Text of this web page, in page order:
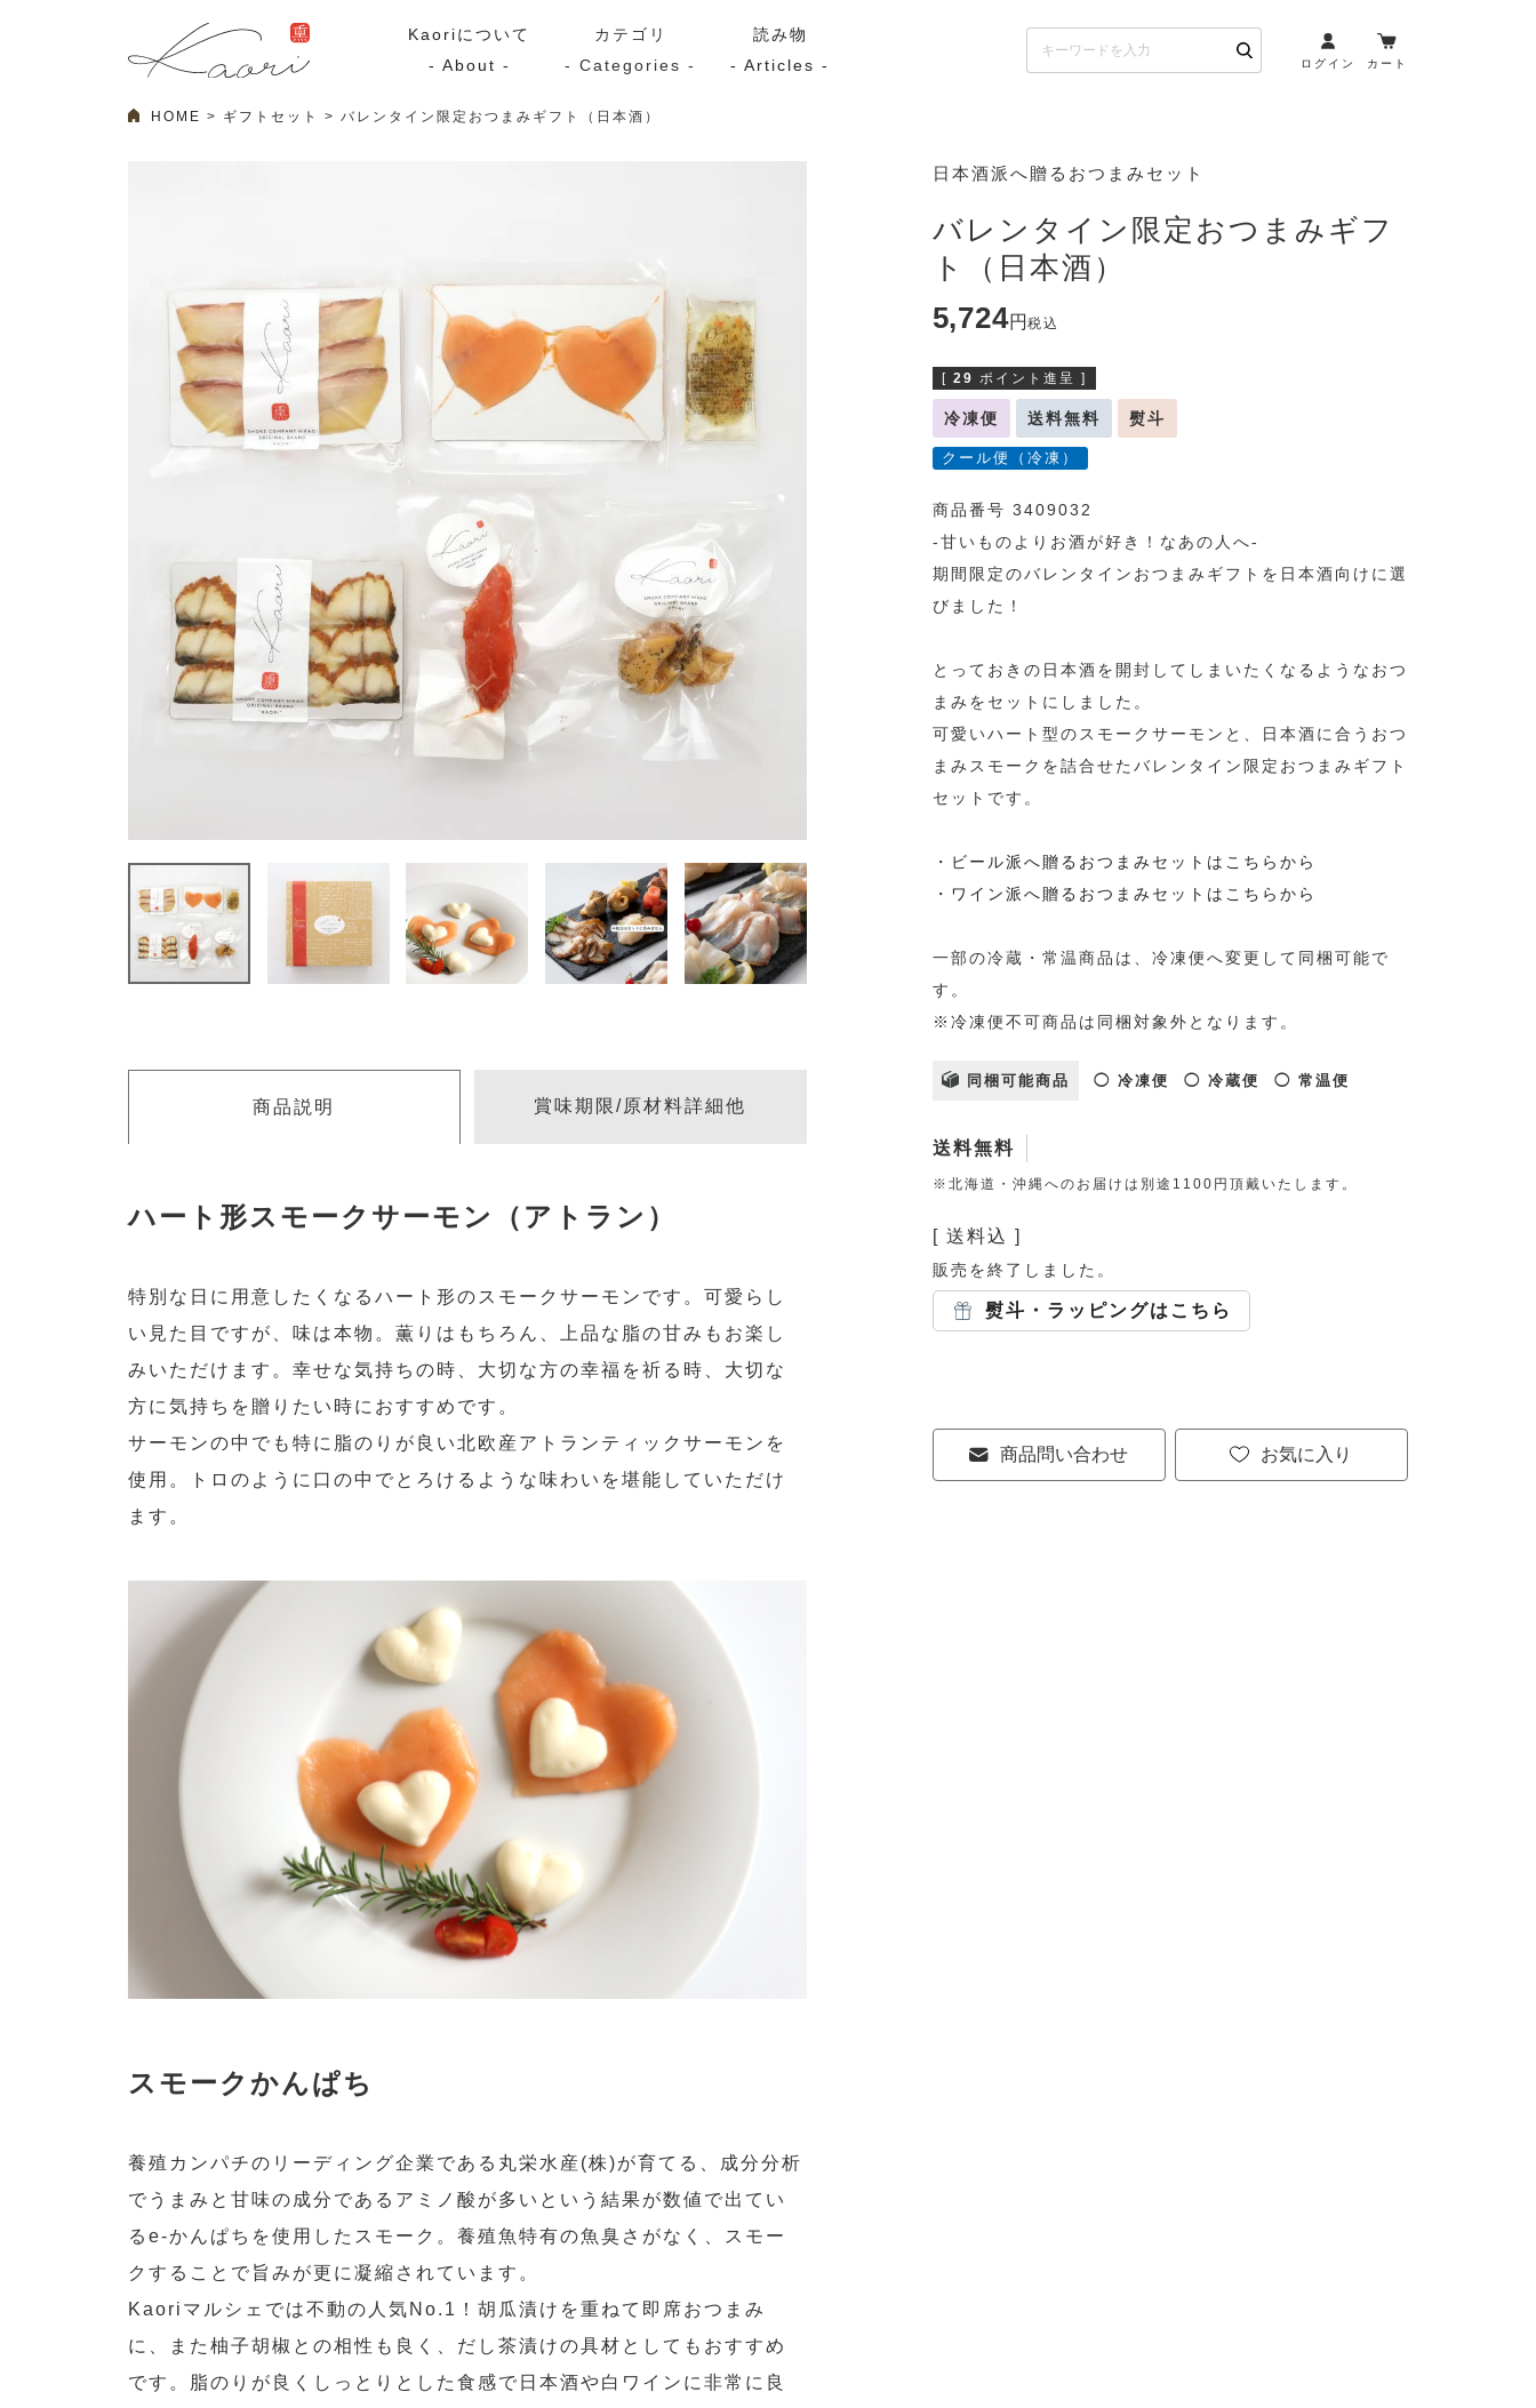
Kaoriについて
- About -
カテゴリ
- Categories -
ラッピング
漬け魚
Kaoriセレクト
ワイン・スパークリング
特集・期間限定セール 送料無料 サブスク（定期コース・頒布会）
読み物
- Articles -
ログイン カート
HOME ギフトセット バレンタイン限定おつまみギフト（日本酒）
日本酒派へ贈るおつまみセット
バレンタイン限定おつまみギフ
ト（日本酒）
5,724
税込
[ 29 ポイント進呈 ]
冷凍便 送料無料 熨斗
クール便（冷凍）
商品番号 3409032
-甘いものよりお酒が好き！なあの人へ-
期間限定のバレンタインおつまみギフトを日本酒向けに選
びました！
とっておきの日本酒を開封してしまいたくなるようなおつ
まみをセットにしました。
可愛いハート型のスモークサーモンと、日本酒に合うおつ
まみスモークを詰合せたバレンタイン限定おつまみギフト
セットです。
・ビール派へ贈るおつまみセットはこちらから
・ワイン派へ贈るおつまみセットはこちらから
一部の冷蔵・常温商品は、冷凍便へ変更して同梱可能で
す。
※冷凍便不可商品は同梱対象外となります。
同梱可能商品 ◯ 冷凍便 ◯ 冷蔵便 ◯ 常温便
送料無料
※北海道・沖縄へのお届けは別途1100円頂戴いたします。
送料込
販売を終了しました。
熨斗・ラッピングはこちら
お気に入り
商品問い合わせ
商品説明 賞味期限/原材料詳細他
ハート形スモークサーモン（アトラン）
特別な日に用意したくなるハート形のスモークサーモンです。可愛らし
い見た目ですが、味は本物。薫りはもちろん、上品な脂の甘みもお楽し
みいただけます。幸せな気持ちの時、大切な方の幸福を祈る時、大切な
方に気持ちを贈りたい時におすすめです。
サーモンの中でも特に脂のりが良い北欧産アトランティックサーモンを
使用。トロのように口の中でとろけるような味わいを堪能していただけ
ます。
スモークかんぱち
養殖カンパチのリーディング企業である丸栄水産(株)が育てる、成分分析
でうまみと甘味の成分であるアミノ酸が多いという結果が数値で出てい
るe-かんぱちを使用したスモーク。養殖魚特有の魚臭さがなく、スモー
クすることで旨みが更に凝縮されています。
Kaoriマルシェでは不動の人気No.1！胡瓜漬けを重ねて即席おつまみ
に、また柚子胡椒との相性も良く、だし茶漬けの具材としてもおすすめ
です。脂のりが良くしっとりとした食感で日本酒や白ワインに非常に良